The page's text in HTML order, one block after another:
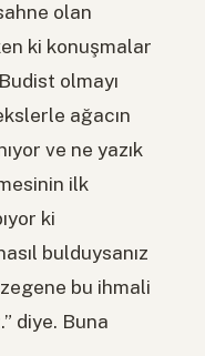
olan
ki konuşmalar
olmayı
ağacın
ve ne yazık
ilk
ki
bulduysanız
bu ihmali
diye. Buna